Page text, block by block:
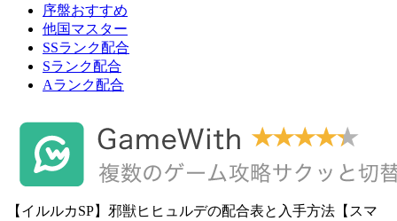
序盤おすすめ
他国マスター
SSランク配合
Sランク配合
Aランク配合
【イルルカSP】邪獣ヒヒュルデの配合表と入手方法【スマ